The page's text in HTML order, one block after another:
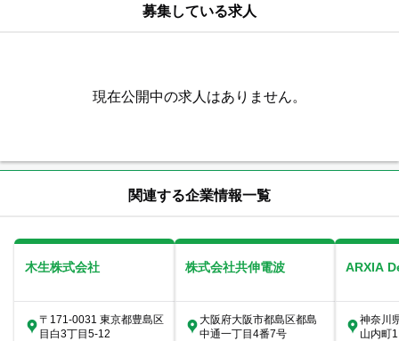
募集している求人
現在公開中の求人はありません。
関連する企業情報一覧
木生株式会社
〒171-0031 東京都豊島区
目白3丁目5-12
株式会社共伸電波
大阪府大阪市都島区都島
中通一丁目4番7号
ARXIA
神奈川
山内町